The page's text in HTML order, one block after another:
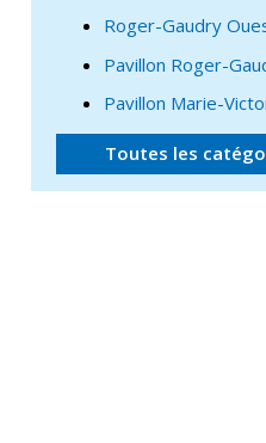
Roger-Gaudry
Pavillon Roger-
Pavillon Marie-
Toutes les